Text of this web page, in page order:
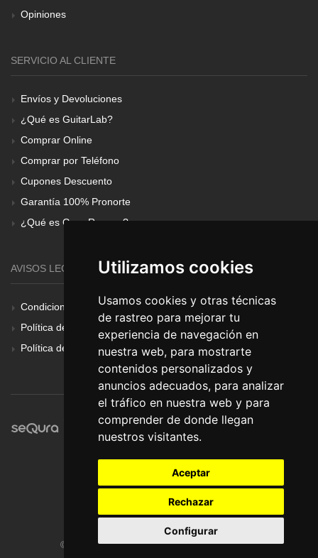
Utilizamos cookies
Usamos cookies y otras técnicas
de rastreo para mejorar tu
experiencia de navegación en
nuestra web, para mostrarte
contenidos personalizados y
anuncios adecuados, para analizar
el tráfico en nuestra web y para
comprender de donde llegan
nuestros visitantes.
Aceptar
Rechazar
Configurar
Opiniones
SERVICIO AL CLIENTE
Envíos y Devoluciones
¿Qué es GuitarLab?
Comprar Online
Comprar por Teléfono
Cupones Descuento
Garantía 100% Pronorte
¿Qué es Gear Renove?
AVISOS LEGALES
Condiciones Generales
Política de Cookies
Política de Privacidad
© Pronorte Sonido SL. Todos los derechos reservados.